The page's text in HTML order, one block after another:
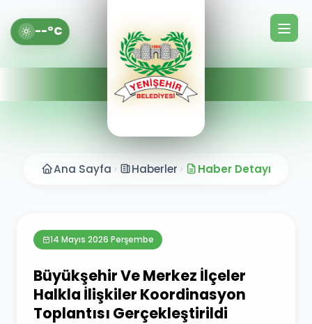
--°C
Ana Sayfa Haberler Haber Detayı
14 Mayıs 2026 Perşembe
Büyükşehir Ve Merkez İlçeler
Halkla İlişkiler Koordinasyon
Toplantısı Gerçekleştirildi